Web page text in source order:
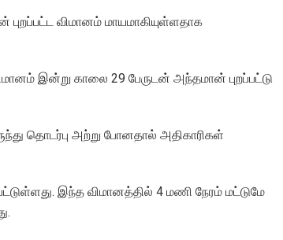
விமானம் மாயமாகியுள்ளதாக
இன்று காலை 29 பேருடன் அந்தமான் புறப்பட்டு
தொடர்பு அற்று போனதால் அதிகாரிகள்
இந்த விமானத்தில் 4 மணி நேரம் மட்டுமே